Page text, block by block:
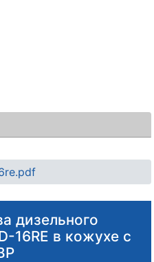
дизельного
16RE в кожухе с